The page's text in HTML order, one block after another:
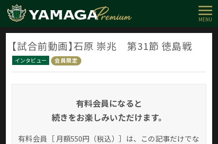
MENU
【試合前動画】石原 崇兆 第31節 徳島戦
インタビュー 会員限定
有料会員になると
続きをお楽しみいただけます。
有料会員［ 月額550円（税込）］は、この記事だけでな